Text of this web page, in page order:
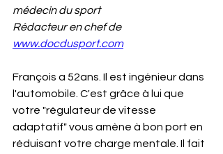
médecin du sport
Rédacteur en chef de
www.docdusport.com
François a 52ans. Il est ingénieur dans
l'automobile. C'est grâce à lui que
votre "régulateur de vitesse
adaptatif" vous amène à bon port en
réduisant votre charge mentale. Il fait